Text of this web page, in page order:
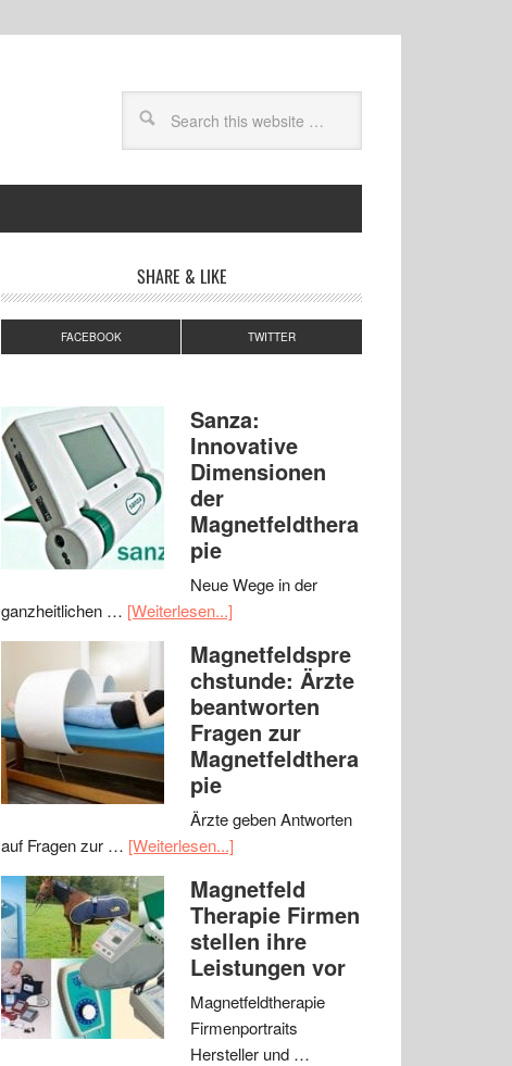
SHARE & LIKE
FACEBOOK TWITTER
Sanza:
Innovative
Dimensionen
der
Magnetfeldthera
pie
Neue Wege in der
ganzheitlichen … [Weiterlesen...]
Magnetfeldspre
chstunde: Ärzte
beantworten
Fragen zur
Magnetfeldthera
pie
Ärzte geben Antworten
auf Fragen zur … [Weiterlesen...]
Magnetfeld
Therapie Firmen
stellen ihre
Leistungen vor
Magnetfeldtherapie
Firmenportraits
Hersteller und …